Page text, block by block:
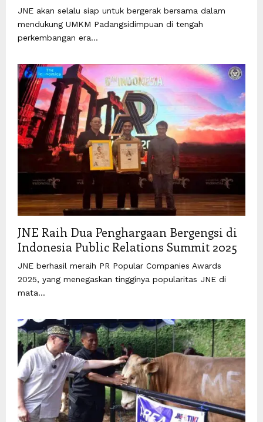
JNE akan selalu siap untuk bergerak bersama dalam
mendukung UMKM Padangsidimpuan di tengah
perkembangan era...
JNE Raih Dua Penghargaan Bergengsi di
Indonesia Public Relations Summit 2025
JNE berhasil meraih PR Popular Companies Awards
2025, yang menegaskan tingginya popularitas JNE di
mata...